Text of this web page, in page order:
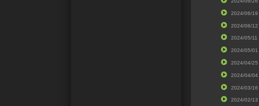
2024/06/19
2024/06/12
2024/05/11
2024/05/01
2024/04/25
2024/04/04
2024/03/16
2024/02/13